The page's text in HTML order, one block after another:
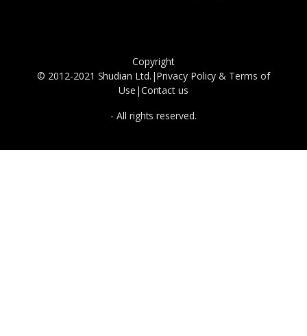
Copyright
© 2012-2021 Shudian Ltd.|Privacy Policy & Terms of
Use |Contact us
- All rights reserved.